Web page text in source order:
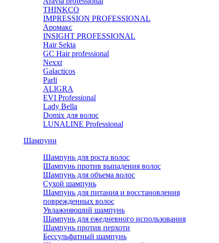
THINKCO
IMPRESSION PROFESSIONAL
Аромакс
INSIGHT PROFESSIONAL
Hair Sekta
GC Hair professional
Nexxt
Galacticos
Parli
ALIGRA
EVI Professional
Lady Bella
Domix для волос
LUNALINE Professional
Шампуни
Шампунь для роста волос
Шампунь против выпадения волос
Шампунь для объема волос
Сухой шампунь
Шампунь для питания и восстановления
поврежденных волос
Увлажняющий шампунь
Шампунь для ежедневного использования
Шампунь против перхоти
Бессульфатный шампунь